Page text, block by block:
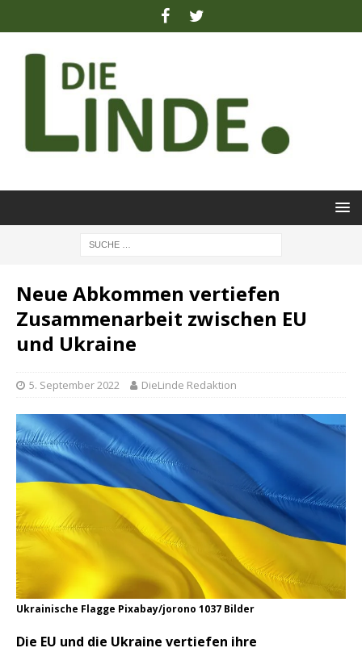
Neue Abkommen vertiefen
Zusammenarbeit zwischen EU
und Ukraine
5. September 2022 DieLinde Redaktion
Ukrainische Flagge Pixabay/jorono 1037 Bilder
Die EU und die Ukraine vertiefen ihre